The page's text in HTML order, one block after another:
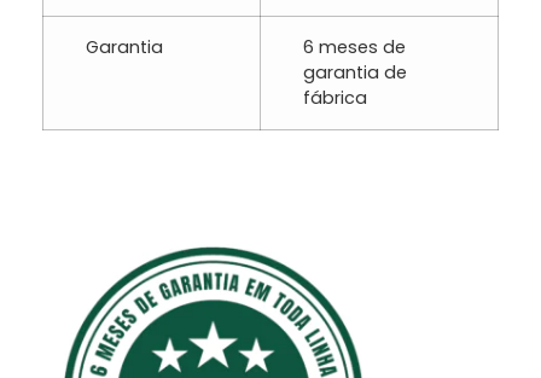
Garantia
6 meses de
garantia de
fábrica